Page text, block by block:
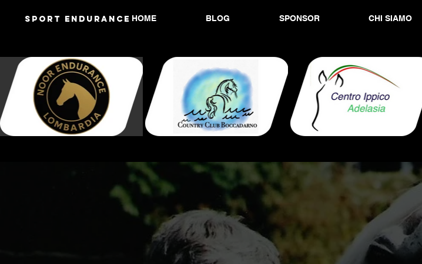
Sport endurANCE HOME BLOG SPONSOR CHI SIAMO